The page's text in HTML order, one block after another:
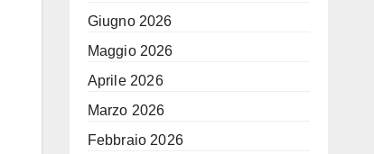
Giugno 2026
Maggio 2026
Aprile 2026
Marzo 2026
Febbraio 2026